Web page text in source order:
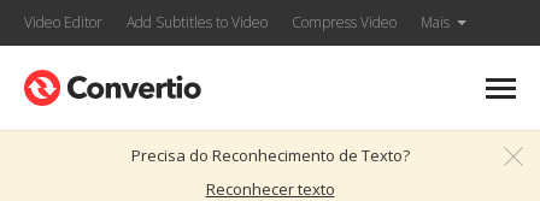
Video Editor Add Subtitles to Video Compress Video Mais
Precisa do Reconhecimento de Texto?
Reconhecer texto